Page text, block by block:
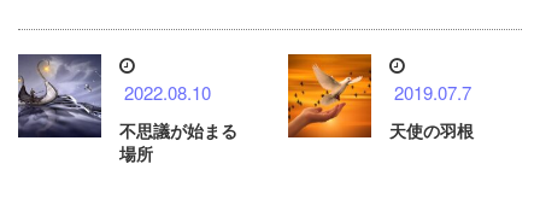
2022.08.10
不思議が始まる
場所
2019.07.7
天使の羽根